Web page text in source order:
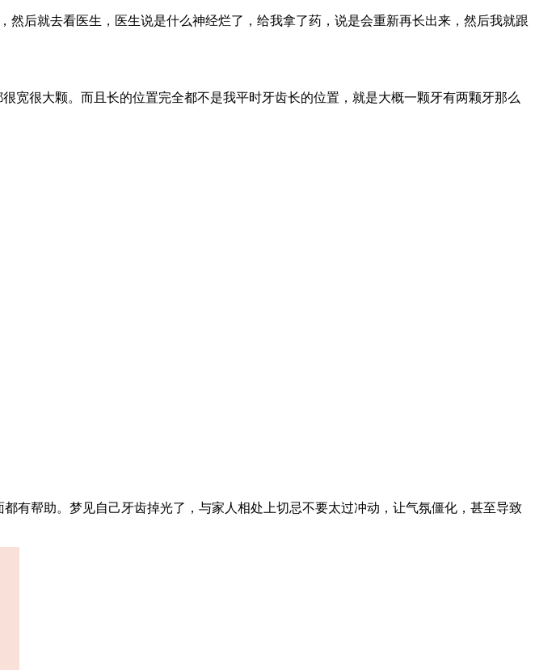
然后就去看医生，医生说是什么神经烂了，给我拿了药，说是会重新再长出来，然后我就跟
宽很大颗。而且长的位置完全都不是我平时牙齿长的位置，就是大概一颗牙有两颗牙那么
有帮助。梦见自己牙齿掉光了，与家人相处上切忌不要太过冲动，让气氛僵化，甚至导致